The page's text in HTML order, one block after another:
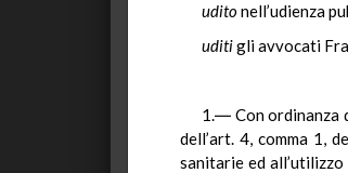
uditonell’udienza
uditigli avvocati
1.― Con ordinanza
dell’art. 4, comma 1,
sanitarie ed